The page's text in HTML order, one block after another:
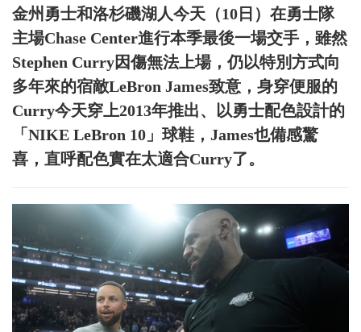
金州勇士和洛杉磯湖人今天（10日）在勇士隊
主場Chase Center進行本季最後一場交手，雖然
Stephen Curry因傷無法上場，仍以特別方式向
多年來的宿敵LeBron James致意，身穿便服的
Curry今天穿上2013年推出、以勇士配色設計的
「NIKE LeBron 10」球鞋，James也備感驚
喜，直呼配色實在太適合Curry了。